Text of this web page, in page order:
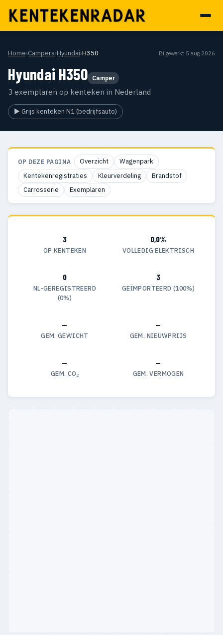
Home›Campers›Hyundai›H350 Bijgewerkt 5 aug 2026
Hyundai H350 Camper
3 exemplaren op kenteken in Nederland
▶ Grijs kenteken N1 (bedrijfsauto)
OP DEZE PAGINA Overzicht
Wagenpark
Kentekenregistraties
Kleurverdeling
Brandstof
Carrosserie
Exemplaren
3
OP KENTEKEN
0,0%
VOLLEDIG ELEKTRISCH
0
NL-GEREGISTREERD
(0%)
3
GEÏMPORTEERD (100%)
—
GEM. GEWICHT
—
GEM. NIEUWPRIJS
—
GEM. CO₂
—
GEM. VERMOGEN